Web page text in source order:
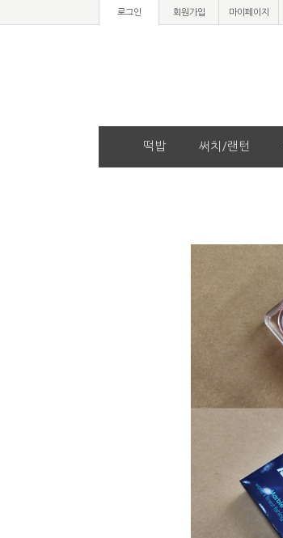
로그인 회원가입 마이페이지
떡밥 써치/랜턴